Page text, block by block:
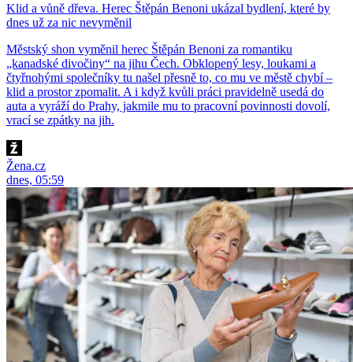
Klid a vůně dřeva. Herec Štěpán Benoni ukázal bydlení, které by
dnes už za nic nevyměnil
Městský shon vyměnil herec Štěpán Benoni za romantiku
„kanadské divočiny“ na jihu Čech. Obklopený lesy, loukami a
čtyřnohými společníky tu našel přesně to, co mu ve městě chybí –
klid a prostor zpomalit. A i když kvůli práci pravidelně usedá do
auta a vyráží do Prahy, jakmile mu to pracovní povinnosti dovolí,
vrací se zpátky na jih.
Žena.cz
dnes, 05:59